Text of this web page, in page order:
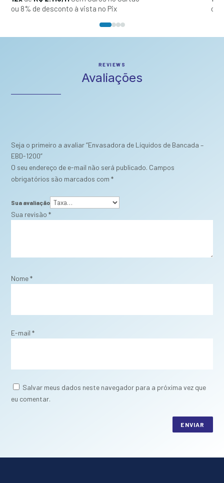
ou 8% de desconto à vista no Pix
ou
REVIEWS
Avaliações
Seja o primeiro a avaliar “Envasadora de Líquidos de Bancada –
EBD-1200”
O seu endereço de e-mail não será publicado. Campos
obrigatórios são marcados com*
Sua avaliação
Sua revisão*
Nome*
E-mail*
Salvar meus dados neste navegador para a próxima vez que
eu comentar.
ENVIAR